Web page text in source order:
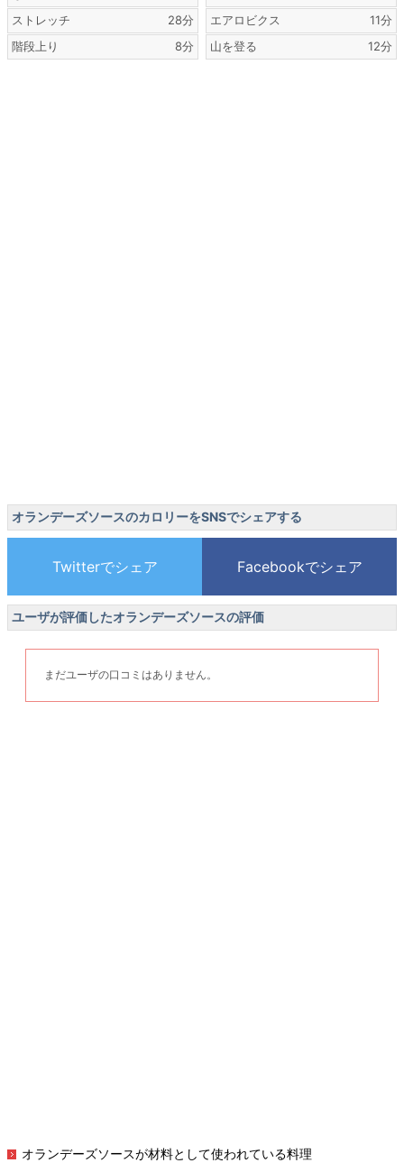
ストレッチ
28分
階段上り
8分
エアロビクス
11分
山を登る
12分
オランデーズソースのカロリーをSNSでシェアする
ユーザが評価したオランデーズソースの評価
まだユーザの口コミはありません。
オランデーズソースが材料として使われている料理